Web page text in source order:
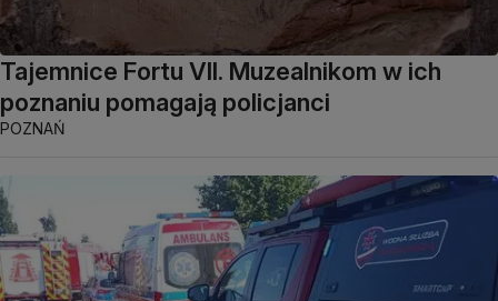
Tajemnice Fortu VII. Muzealnikom w ich
poznaniu pomagają policjanci
POZNAŃ